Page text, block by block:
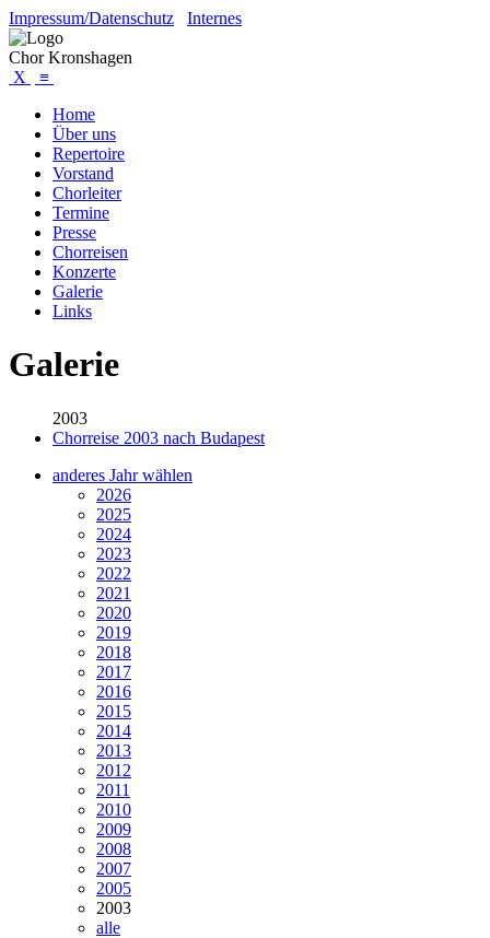
Impressum/Datenschutz Internes
Chor Kronshagen
X
≡
Home
Über uns
Repertoire
Vorstand
Chorleiter
Termine
Presse
Chorreisen
Konzerte
Galerie
Links
Galerie
2003
Chorreise 2003 nach Budapest
anderes Jahr wählen
2026
2025
2024
2023
2022
2021
2020
2019
2018
2017
2016
2015
2014
2013
2012
2011
2010
2009
2008
2007
2005
2003
alle